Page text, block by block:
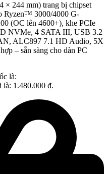
244 mm) trang bị chipset
Ryzen™ 3000/4000 G-
(OC lên 4600+), khe PCIe
NVMe, 4 SATA III, USB 3.2
ALC897 7.1 HD Audio, 5X
– sẵn sàng cho dàn PC
là:
là: 1.480.000 ₫.